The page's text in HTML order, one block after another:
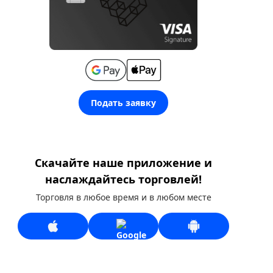
Подать заявку
Скачайте наше приложение и
наслаждайтесь торговлей!
Торговля в любое время и в любом месте